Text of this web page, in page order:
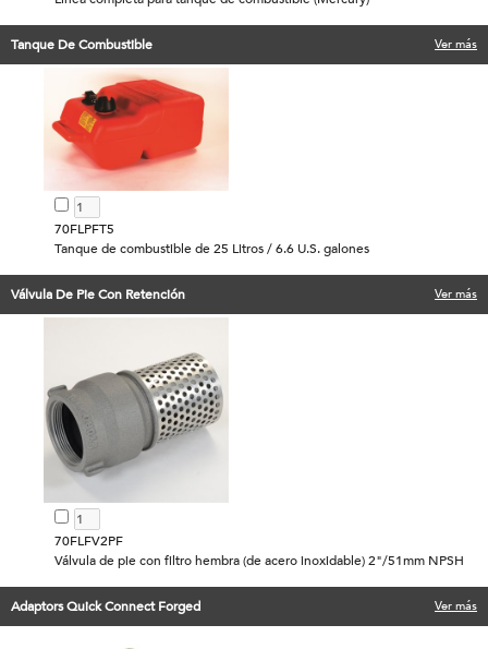
Tanque De Combustible Ver más
70FLPFT5
Tanque de combustible de 25 Litros / 6.6 U.S. galones
Válvula De Pie Con Retención Ver más
70FLFV2PF
Válvula de pie con filtro hembra (de acero inoxidable) 2"/51mm NPSH
Adaptors Quick Connect Forged Ver más